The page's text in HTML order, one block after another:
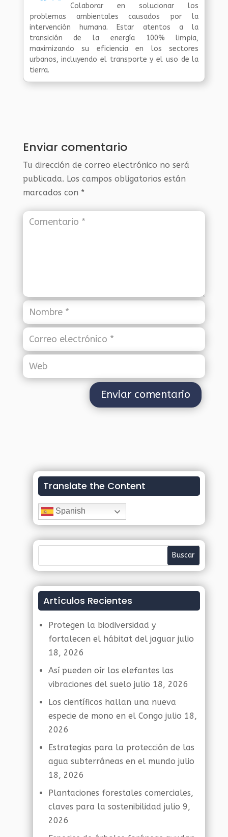
Colaborar en solucionar los
problemas ambientales causados por la
intervención humana. Estar atentos a la
transición de la energía 100% limpia,
maximizando su eficiencia en los sectores
urbanos, incluyendo el transporte y el uso de la
tierra.
Enviar comentario
Tu dirección de correo electrónico no será
publicada. Los campos obligatorios están
marcados con *
Translate the Content
Spanish
Artículos Recientes
Protegen la biodiversidad y
fortalecen el hábitat del jaguar julio
18, 2026
Así pueden oír los elefantes las
vibraciones del suelo julio 18, 2026
Los científicos hallan una nueva
especie de mono en el Congo julio 18,
2026
Estrategias para la protección de las
agua subterráneas en el mundo julio
18, 2026
Plantaciones forestales comerciales,
claves para la sostenibilidad julio 9,
2026